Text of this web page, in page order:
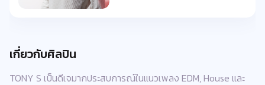
เกี่ยวกับศิลปิน
TONY S เป็นดีเจมากประสบการณ์ในแนวเพลง EDM, House และ